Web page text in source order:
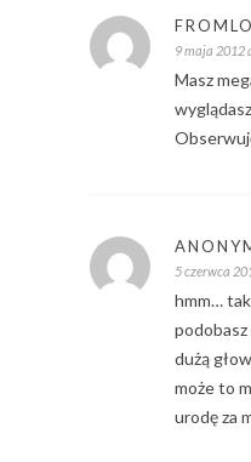
9 maja 2012
Masz
5 czerwca
hmm…
podobasz
dużą
może to
urodę za